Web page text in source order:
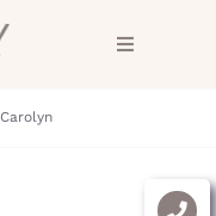
Toggle
Carolyn